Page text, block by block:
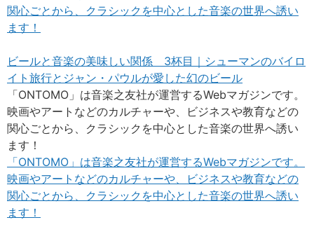
関心ごとから、クラシックを中心とした音楽の世界へ誘い
ます！
ビールと音楽の美味しい関係 3杯目｜シューマンのバイロ
イト旅行とジャン・パウルが愛した幻のビール
「ONTOMO」は音楽之友社が運営するWebマガジンです。
映画やアートなどのカルチャーや、ビジネスや教育などの
関心ごとから、クラシックを中心とした音楽の世界へ誘い
ます！
「ONTOMO」は音楽之友社が運営するWebマガジンです。
映画やアートなどのカルチャーや、ビジネスや教育などの
関心ごとから、クラシックを中心とした音楽の世界へ誘い
ます！